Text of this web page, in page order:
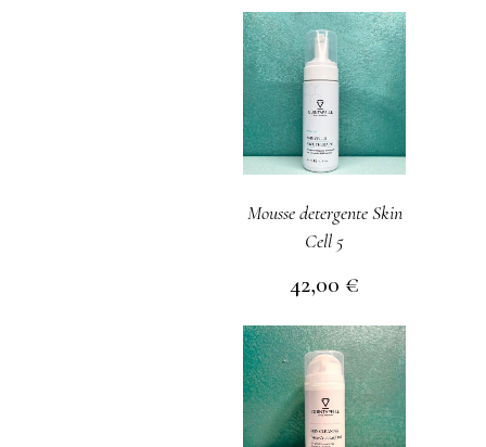
Mousse detergente Skin
Cell 5
42,00 €